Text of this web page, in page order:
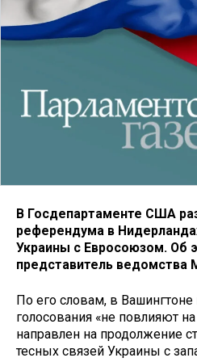
В Госдепартаменте США
референдума в
Украины с Евросоюзом. Об
представитель ведомства
По его словам, в Вашингтоне
голосования «не повлияют
направлен на продолжение
тесных связей Украины с